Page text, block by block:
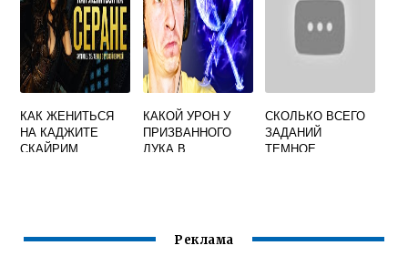
КАК ЖЕНИТЬСЯ
НА КАДЖИТЕ
СКАЙРИМ
КАКОЙ УРОН У
ПРИЗВАННОГО
ЛУКА В
СКОЛЬКО ВСЕГО
ЗАДАНИЙ
ТЕМНОЕ
Реклама